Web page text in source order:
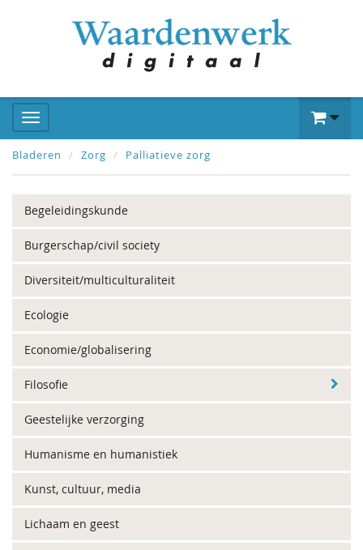
Bladeren Zorg Palliatieve zorg
Begeleidingskunde
Burgerschap/civil society
Diversiteit/multiculturaliteit
Ecologie
Economie/globalisering
Filosofie
Geestelijke verzorging
Humanisme en humanistiek
Kunst, cultuur, media
Lichaam en geest